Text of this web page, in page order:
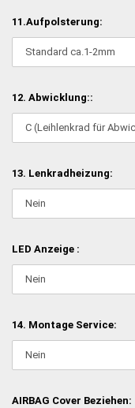
11.Aufpolsterung:
12. Abwicklung::
13. Lenkradheizung:
LED Anzeige :
14. Montage Service:
AIRBAG Cover Beziehen: